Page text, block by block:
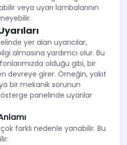
veya uyarı lambalarının
yer alan uyarıcılar,
almasına yardımcı olur. Bu
olduğu gibi, bir
devreye girer. Örneğin, yakıt
bir mekanik sorunun
panelinde uyarılar
farklı nedenle yanabilir. Bu